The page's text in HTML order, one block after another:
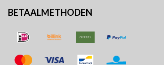
BETAALMETHODEN